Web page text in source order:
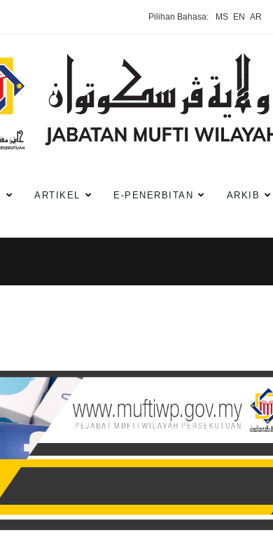
Pilihan Bahasa: MS EN AR
ARTIKEL E-PENERBITAN ARKIB